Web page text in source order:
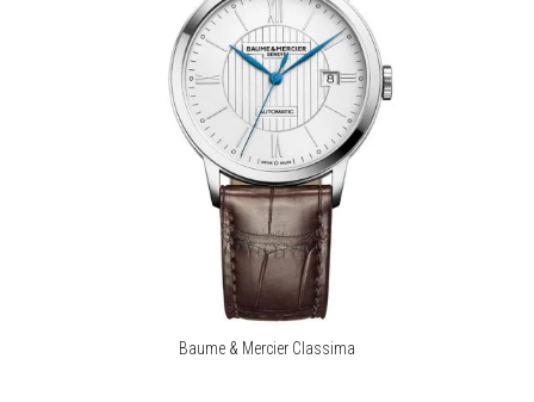
spojrzenie subtelnym, acz zdecydowanym charakterem.
Stalowa koperta o średnicy 42 mm została ukształtowana z
mistrzowską precyzją. Polerowane wykończenie świetnie wydobywa
ultrasmukłą linię oraz klasyczny charakter czasomierza. Grafitową
tarczę chroni odporne na zarysowania szkło szafirowe, a całość
dopełnia czarny pasek uszyty ze skóry aligatora najwyższej jakości,
zakończony tradycyjną sprzączką.
Za precyzję wskazań odpowiada szwajcarski mechanizm kwarcowy,
kaliber ETA F06.111. Wyposażono go w funkcję datownika,
dyskretnie umieszczonego na godzinie trzeciej. Wodoszczelność
czasomierza wynosi 50 metrów / 5 barów, co daje pełną odporność
Baume & Mercier Classima